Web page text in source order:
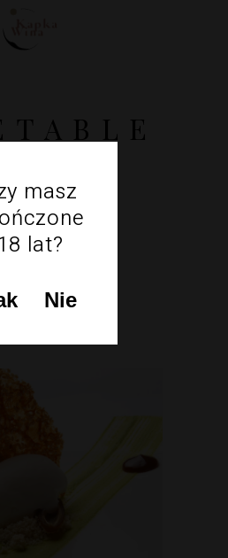
masz
lat?
Nie